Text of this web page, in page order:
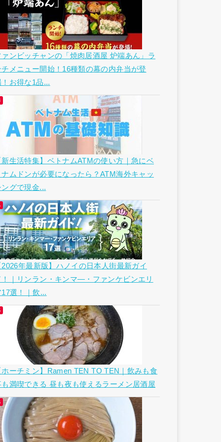
ァンビッチャンの「焼肉居酒屋 炉端あん」ラ
チメニュー開始！16種類の幕の内弁当が登
！お得な1品...
新生活特集】ベトナムATMの使い方｜急にベ
ナムドンが必要になったら？ATM海外キャッ
ングで現金...
2026年最新版】ハノイの日本人街最新ガイ
！｜リンラン・キンマ―・ファンケビンエリ
17選！｜飲...
ホーチミン】Ramen TEN TO TEN｜飲みも食
も満喫できる 昼も夜も使えるラーメン居酒屋